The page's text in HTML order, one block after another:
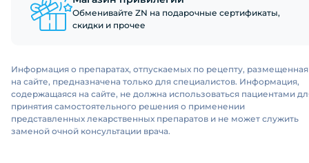
Обменивайте ZN на подарочные сертификаты,
скидки и прочее
Информация о препаратах, отпускаемых по рецепту, размещенная
на сайте, предназначена только для специалистов. Информация,
содержащаяся на сайте, не должна использоваться пациентами
принятия самостоятельного решения о применении
представленных лекарственных препаратов и не может служить
заменой очной консультации врача.